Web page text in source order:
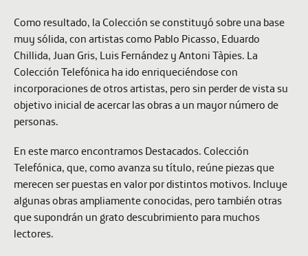
Como resultado, la Colección se constituyó sobre una base
muy sólida, con artistas como Pablo Picasso, Eduardo
Chillida, Juan Gris, Luis Fernández y Antoni Tàpies. La
Colección Telefónica ha ido enriqueciéndose con
incorporaciones de otros artistas, pero sin perder de vista su
objetivo inicial de acercar las obras a un mayor número de
personas.
En este marco encontramos Destacados. Colección
Telefónica, que, como avanza su título, reúne piezas que
merecen ser puestas en valor por distintos motivos. Incluye
algunas obras ampliamente conocidas, pero también otras
que supondrán un grato descubrimiento para muchos
lectores.